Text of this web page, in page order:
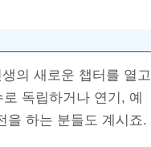
의 새로운 챕터를 열고
독립하거나 연기, 예
을 하는 분들도 계시죠.